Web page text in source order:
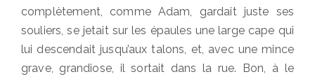
complètement, comme Adam, gardait juste ses
souliers, se jetait sur les épaules une large cape qui
lui descendait jusqu’aux talons, et, avec une mince
grave, grandiose, il sortait dans la rue. Bon, à le